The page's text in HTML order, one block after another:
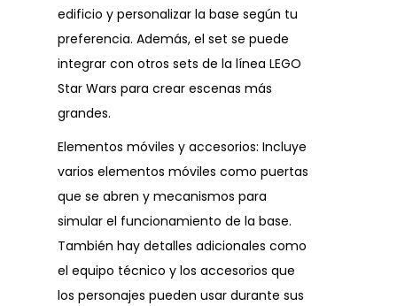
edificio y personalizar la base según tu
preferencia. Además, el set se puede
integrar con otros sets de la línea LEGO
Star Wars para crear escenas más
grandes.
Elementos móviles y accesorios: Incluye
varios elementos móviles como puertas
que se abren y mecanismos para
simular el funcionamiento de la base.
También hay detalles adicionales como
el equipo técnico y los accesorios que
los personajes pueden usar durante sus